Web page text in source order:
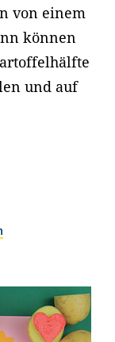
von einem
können
und auf